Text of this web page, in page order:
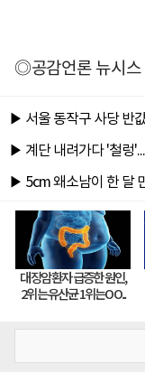
◎공감언론 뉴시스